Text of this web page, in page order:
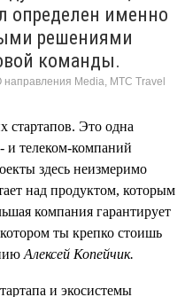
определен именно
решениями
команды.
направления Media, МТС Travel
Это одна
и телеком-компаний
здесь неизмеримо
над продуктом, которым
компания гарантирует
ты крепко стоишь
Алексей Копейчик.